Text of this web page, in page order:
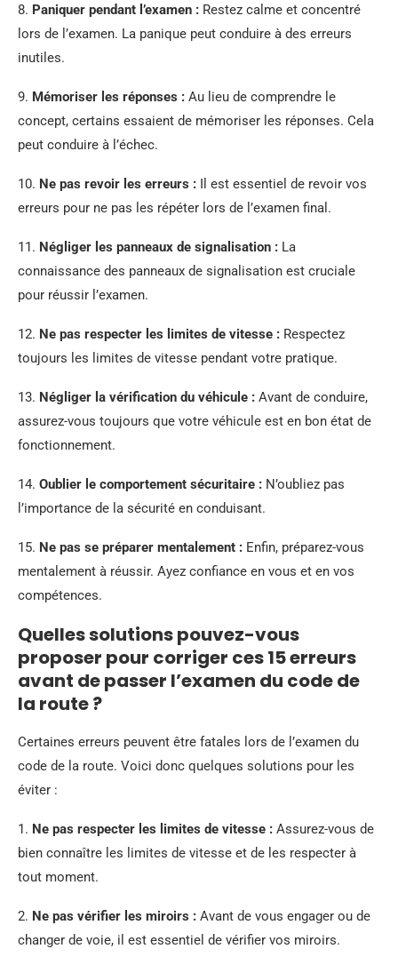
8. Paniquer pendant l’examen : Restez calme et concentré
lors de l’examen. La panique peut conduire à des erreurs
inutiles.
9. Mémoriser les réponses : Au lieu de comprendre le
concept, certains essaient de mémoriser les réponses. Cela
peut conduire à l’échec.
10. Ne pas revoir les erreurs : Il est essentiel de revoir vos
erreurs pour ne pas les répéter lors de l’examen final.
11. Négliger les panneaux de signalisation : La
connaissance des panneaux de signalisation est cruciale
pour réussir l’examen.
12. Ne pas respecter les limites de vitesse : Respectez
toujours les limites de vitesse pendant votre pratique.
13. Négliger la vérification du véhicule : Avant de conduire,
assurez-vous toujours que votre véhicule est en bon état de
fonctionnement.
14. Oublier le comportement sécuritaire : N’oubliez pas
l’importance de la sécurité en conduisant.
15. Ne pas se préparer mentalement : Enfin, préparez-vous
mentalement à réussir. Ayez confiance en vous et en vos
compétences.
Quelles solutions pouvez-vous
proposer pour corriger ces 15 erreurs
avant de passer l’examen du code de
la route ?
Certaines erreurs peuvent être fatales lors de l’examen du
code de la route. Voici donc quelques solutions pour les
éviter :
1. Ne pas respecter les limites de vitesse : Assurez-vous de
bien connaître les limites de vitesse et de les respecter à
tout moment.
2. Ne pas vérifier les miroirs : Avant de vous engager ou de
changer de voie, il est essentiel de vérifier vos miroirs.